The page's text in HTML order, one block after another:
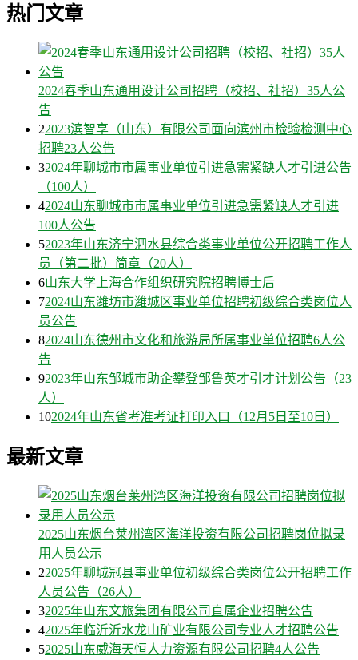
热门文章
2024春季山东通用设计公司招聘（校招、社招）35人公
告
22023滨智享（山东）有限公司面向滨州市检验检测中心
招聘23人公告
32024年聊城市市属事业单位引进急需紧缺人才引进公告
（100人）
42024山东聊城市市属事业单位引进急需紧缺人才引进
100人公告
52023年山东济宁泗水县综合类事业单位公开招聘工作人
员（第二批）简章（20人）
6山东大学上海合作组织研究院招聘博士后
72024山东潍坊市潍城区事业单位招聘初级综合类岗位人
员公告
82024山东德州市文化和旅游局所属事业单位招聘6人公
告
92023年山东邹城市助企攀登邹鲁英才引才计划公告（23
人）
102024年山东省考准考证打印入口（12月5日至10日）
最新文章
2025山东烟台莱州湾区海洋投资有限公司招聘岗位拟录
用人员公示
22025年聊城冠县事业单位初级综合类岗位公开招聘工作
人员公告（26人）
32025年山东文旅集团有限公司直属企业招聘公告
42025年临沂沂水龙山矿业有限公司专业人才招聘公告
52025山东威海天恒人力资源有限公司招聘4人公告